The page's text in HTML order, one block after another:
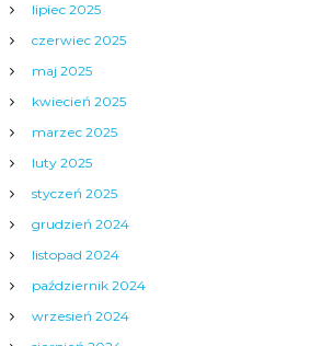
lipiec 2025
czerwiec 2025
maj 2025
kwiecień 2025
marzec 2025
luty 2025
styczeń 2025
grudzień 2024
listopad 2024
październik 2024
wrzesień 2024